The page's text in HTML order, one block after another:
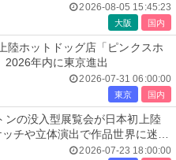
2026-08-05 15:45:23
大阪 国内
陸ホットドッグ店「ピンクスホ
2026年内に東京進出
2026-07-31 06:00:00
東京 国内
ンの没入型展覧会が日本初上陸
チや立体演出で作品世界に迷い
2026-07-23 18:00:00